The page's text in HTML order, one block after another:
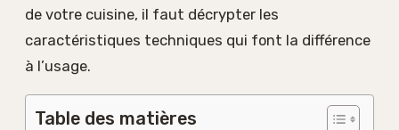
de votre cuisine, il faut décrypter les
caractéristiques techniques qui font la différence
à l’usage.
Table des matières